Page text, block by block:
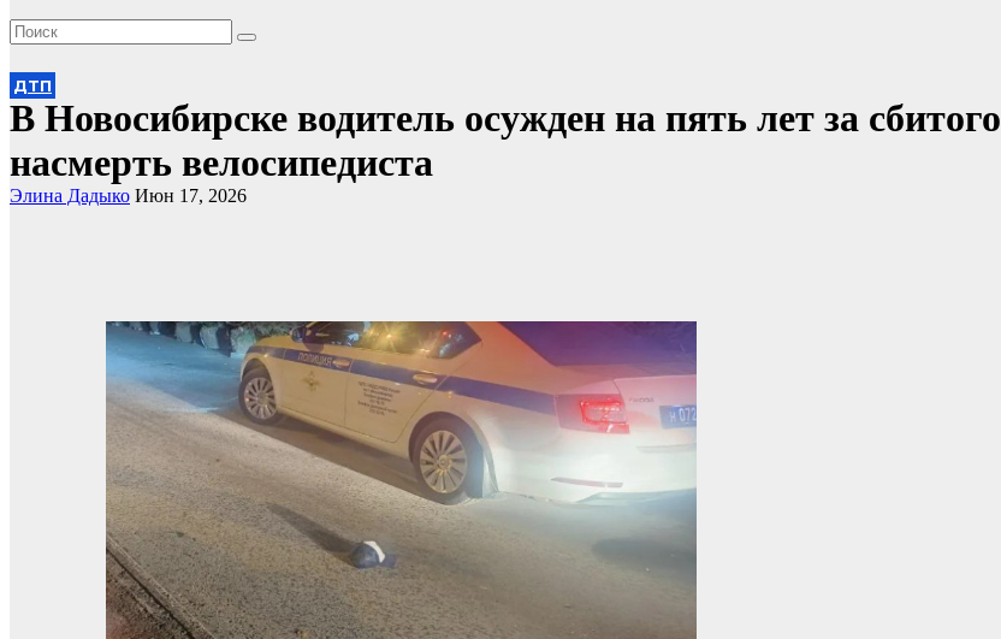
ДТП
В Новосибирске водитель осужден на пять лет за сбитого
насмерть велосипедиста
Элина Дадыко Июн 17, 2026